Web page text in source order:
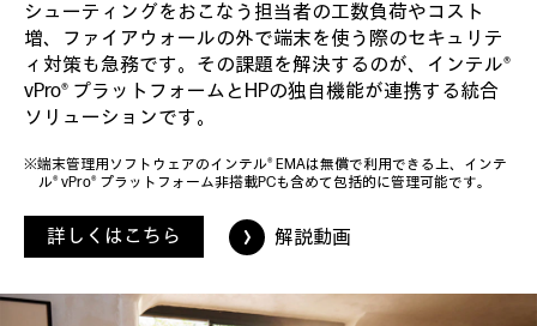
シューティングをおこなう担当者の工数負荷やコスト
増、ファイアウォールの外で端末を使う際のセキュリテ
ィ対策も急務です。その課題を解決するのが、インテル®
vPro® プラットフォームとHPの独自機能が連携する統合
ソリューションです。
※端末管理用ソフトウェアのインテル® EMAは無償で利用できる上、インテ
ル® vPro® プラットフォーム非搭載PCも含めて包括的に管理可能です。
詳しくはこちら 解説動画